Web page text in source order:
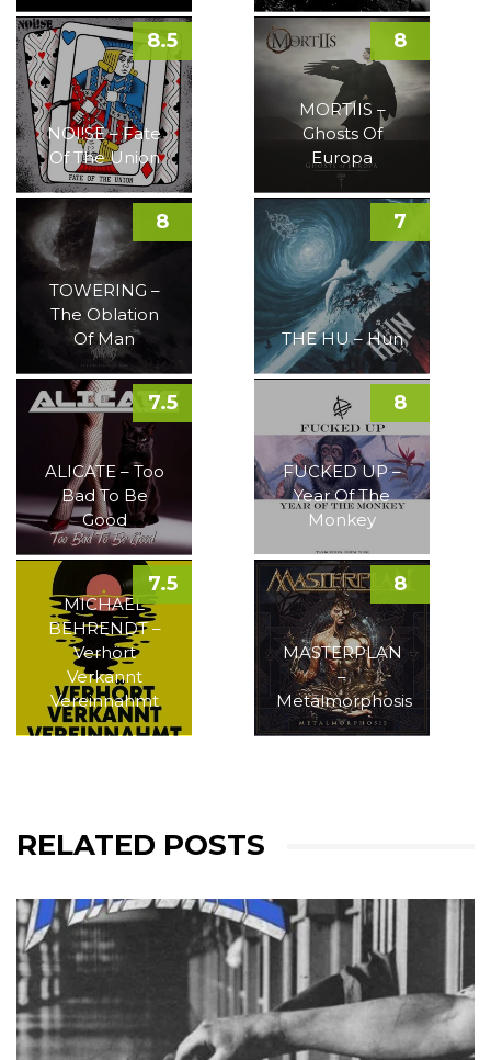
NOI!SE – Fate
Of The Union
8.5
MORTIIS –
Ghosts Of
Europa
8
TOWERING –
The Oblation
Of Man
8
THE HU – Hun
7
ALICATE – Too
Bad To Be
Good
7.5
FUCKED UP –
Year Of The
Monkey
8
MICHAEL
BEHRENDT –
Verhört
Verkannt
Vereinnahmt
7.5
MASTERPLAN
–
Metalmorphosis
8
RELATED POSTS